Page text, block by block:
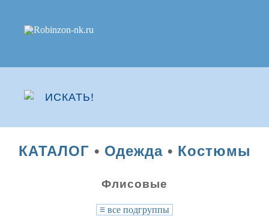
КАТАЛОГ • Одежда• Костюмы
Флисовые
≡ все подгруппы